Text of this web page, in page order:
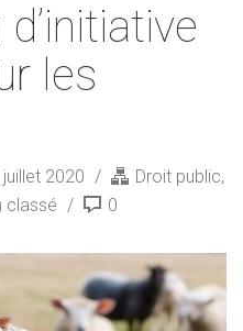
les
2020 Droit public,
classé 0